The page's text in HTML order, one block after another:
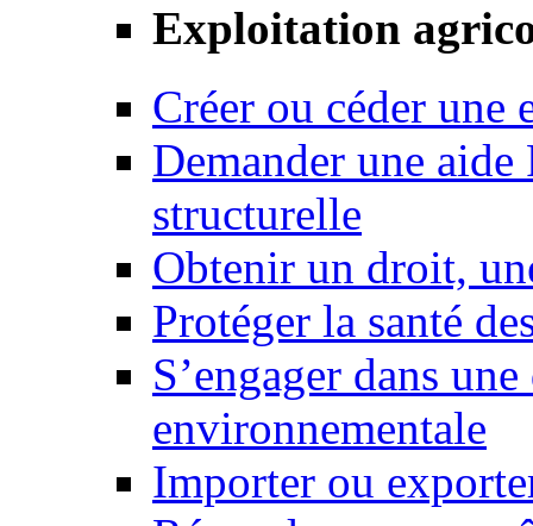
Exploitation
Créer ou céder une
Demander une
structurelle
Obtenir un droit,
Protéger la santé
S’engager dans
environnementale
Importer ou